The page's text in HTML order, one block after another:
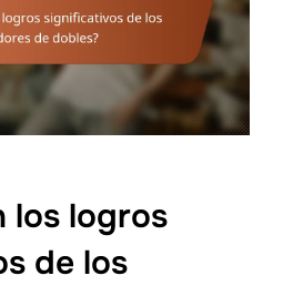
los logros
de los